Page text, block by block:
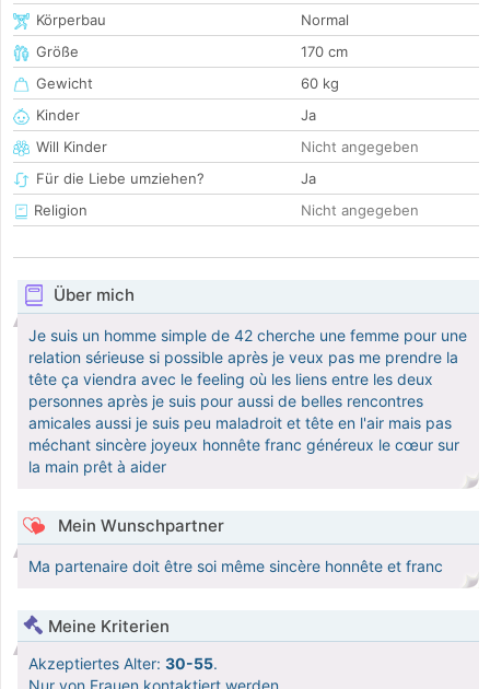
Körperbau
Normal
Größe
170 cm
Gewicht
60 kg
Kinder
Ja
Will Kinder
Nicht angegeben
Für die Liebe umziehen?
Ja
Religion
Nicht angegeben
Über mich
Je suis un homme simple de 42 cherche une femme pour une
relation sérieuse si possible après je veux pas me prendre la
tête ça viendra avec le feeling où les liens entre les deux
personnes après je suis pour aussi de belles rencontres
amicales aussi je suis peu maladroit et tête en l'air mais pas
méchant sincère joyeux honnête franc généreux le cœur sur
la main prêt à aider
Mein Wunschpartner
Ma partenaire doit être soi même sincère honnête et franc
Meine Kriterien
Akzeptiertes Alter: 30-55.